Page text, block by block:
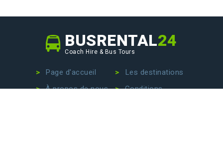
BUSRENTAL24
Coach Hire & Bus Tours
Page d'accueil
À propos de nous
Les destinations
Conditions